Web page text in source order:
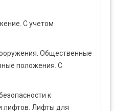
С учетом
Общественные
положения. С
к
лифтов. Лифты для